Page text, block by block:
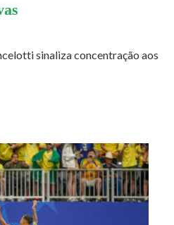
sinaliza concentração aos